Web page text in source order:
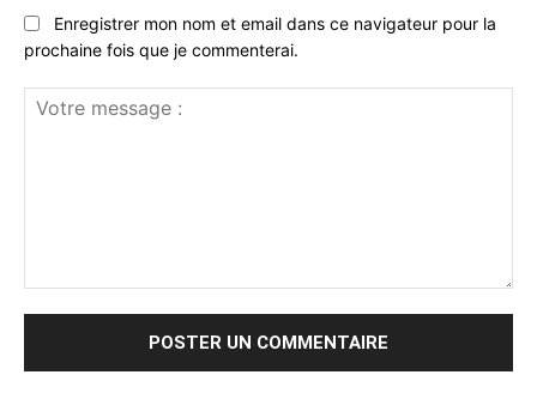
Enregistrer mon nom et email dans ce navigateur pour la
prochaine fois que je commenterai.